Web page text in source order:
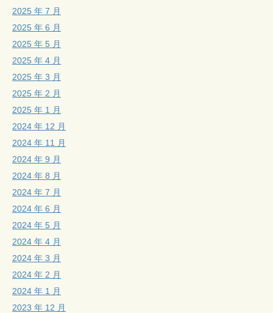
2025 年 7 月
2025 年 6 月
2025 年 5 月
2025 年 4 月
2025 年 3 月
2025 年 2 月
2025 年 1 月
2024 年 12 月
2024 年 11 月
2024 年 9 月
2024 年 8 月
2024 年 7 月
2024 年 6 月
2024 年 5 月
2024 年 4 月
2024 年 3 月
2024 年 2 月
2024 年 1 月
2023 年 12 月